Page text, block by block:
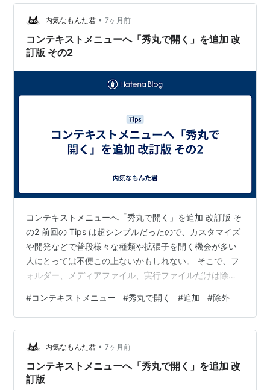
ws In Worksheets If ws.Visible = xlSheetVisibl…
内気なもんた君 • 7ヶ月前
コンテキストメニューへ「秀丸で開く」を追加 改
訂版 その2
コンテキストメニューへ「秀丸で開く」を追加 改訂版 そ
の2 前回の Tips は超シンプルだったので、カスタマイズ
や開発などで普段様々な種類や拡張子を開く機会が多い
人にとっては不便この上ないかもしれない。 そこで、フ
ォルダー、メディアファイル、実行ファイルだけは除い
ファイルを登録しているのは Registry Workshop とバッ
ティングしているため。 🔶 前回の "AppliesTo" の内容を
変更してください。 "AppliesTo"="NOT
System.ItemType:=\"Directory\" AND (Syste…
#コンテキストメニュー #秀丸で開く #追加 #除外
内気なもんた君 • 7ヶ月前
コンテキストメニューへ「秀丸で開く」を追加 改
訂版